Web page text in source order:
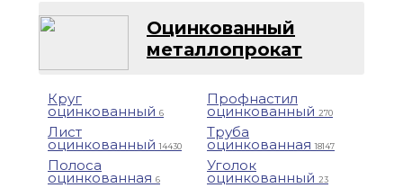
Оцинкованный
металлопрокат
Круг
оцинкованный 6
Лист
оцинкованный14430
Полоса
оцинкованная 6
Профнастил
оцинкованный 270
Труба
оцинкованная18147
Уголок
оцинкованный 23